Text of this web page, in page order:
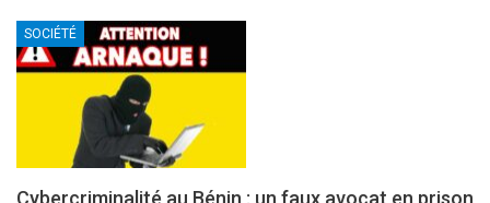
SOCIÉTÉ
Cybercriminalité au Bénin : un faux avocat en prison